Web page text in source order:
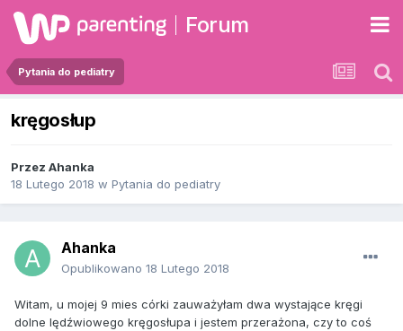
Forum
Pytania do pediatry
kręgosłup
Przez Ahanka
18 Lutego 2018 w Pytania do pediatry
Ahanka
Opublikowano 18 Lutego 2018
Witam, u mojej 9 mies córki zauważyłam dwa wystające kręgi
dolne lędźwiowego kręgosłupa i jestem przerażona, czy to coś